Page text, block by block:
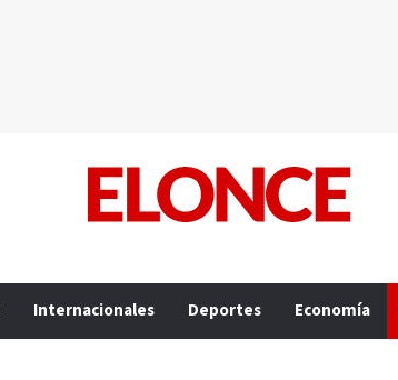
Internacionales Deportes Economía